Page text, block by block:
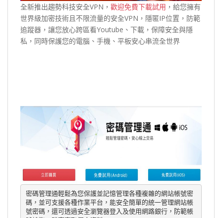
全新推出趨勢科技安全VPN， 歡迎免費下載試用 ，給您擁有
世界級加密技術且不限流量的安全VPN，隱匿IP位置，防範
追蹤器，讓您放心跨區看Youtube、下載，保障安全與隱
私，同時保護您的電腦、手機、平板安心串流全世界
密碼管理通輕鬆為您保護並記憶管理各種複雜的網站帳號密
碼，並可支援各種作業平台，能安全簡單的統一管理網站帳
號密碼，還可透過安全瀏覽器登入及使用網路銀行，防範帳